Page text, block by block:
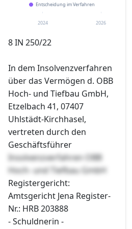
Entscheidung im Verfahren
2024 2026
8 IN 250/22
In dem Insolvenzverfahren
über das Vermögen d. OBB
Hoch- und Tiefbau GmbH,
Etzelbach 41, 07407
Uhlstädt-Kirchhasel,
vertreten durch den
Geschäftsführer
Insolvenzverfahren OBB
Hoch- und Tiefbau GmbH
Registergericht:
Amtsgericht Jena Register-
Nr.: HRB 203888
- Schuldnerin -